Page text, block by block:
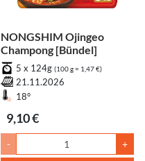
NONGSHIM Ojingeo
Champong [Bündel]
5 x 124g (100 g = 1,47 €)
21.11.2026
18°
9,10 €
- +